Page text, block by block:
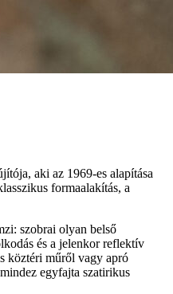
aki az 1969-es alapítása
formaalakítás, a
szobrai olyan belső
és a jelenkor reflektív
köztéri műről vagy apró
egyfajta szatirikus